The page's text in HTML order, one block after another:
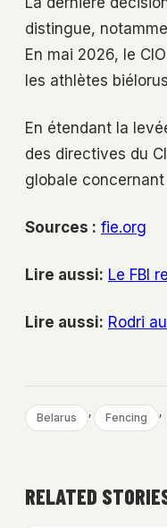
distingue,
En mai 2026, le
les athlètes
En étendant la
des directives du
globale
Sources : fie.org
Lire aussi: Le FBI
Lire aussi: Rodri
Belarus , Fencing ,
RELATED